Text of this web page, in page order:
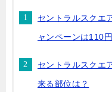
セントラルスクエ
ャンペーンは110
セントラルスクエ
来る部位は？